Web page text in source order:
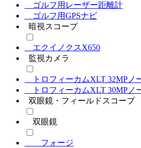
ゴルフ用レーザー距離計
ゴルフ用GPSナビ
暗視スコープ
エクイノクスX650
監視カメラ
トロフィーカムXLT 32MPノ
トロフィーカムXLT 30MPノ
双眼鏡・フィールドスコープ
双眼鏡
フォージ